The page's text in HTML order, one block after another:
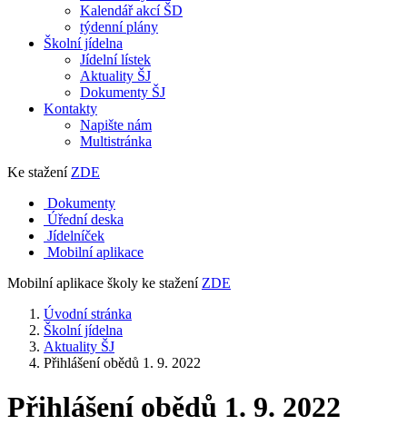
Kalendář akcí ŠD
týdenní plány
Školní jídelna
Jídelní lístek
Aktuality ŠJ
Dokumenty ŠJ
Kontakty
Napište nám
Multistránka
Ke stažení ZDE
Dokumenty
Úřední deska
Jídelníček
Mobilní aplikace
Mobilní aplikace školy ke stažení ZDE
Úvodní stránka
Školní jídelna
Aktuality ŠJ
Přihlášení obědů 1. 9. 2022
Přihlášení obědů 1. 9. 2022